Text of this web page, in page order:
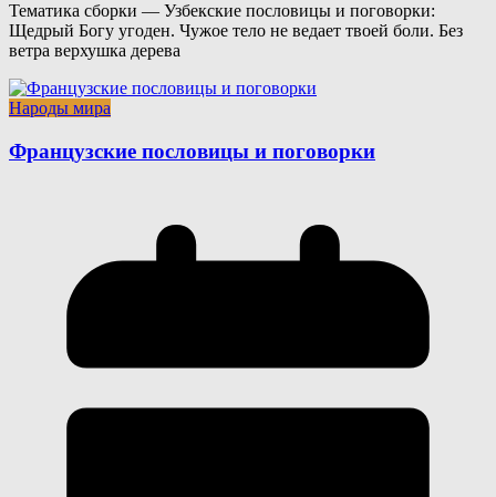
Тематика сборки — Узбекские пословицы и поговорки:
Щедрый Богу угоден. Чужое тело не ведает твоей боли. Без
ветра верхушка дерева
Народы мира
Французские пословицы и поговорки